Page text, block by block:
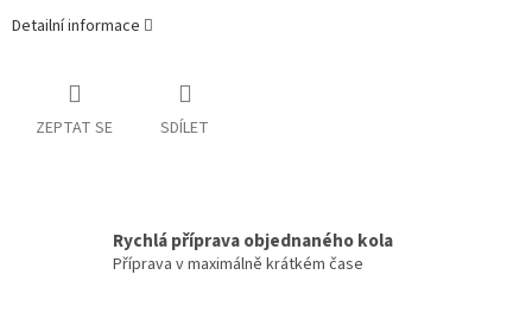
Detailní informace
ZEPTAT SE SDÍLET
Rychlá příprava objednaného kola
Příprava v maximálně krátkém čase